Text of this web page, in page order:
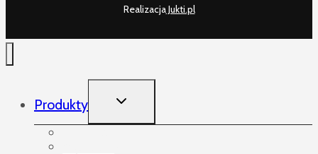
RealizacjaJukti.pl
Produkty TOGGLE
CHILD